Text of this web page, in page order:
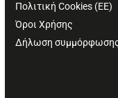
Πολιτική Cookies (ΕΕ)
Όροι Χρήσης
Δήλωση